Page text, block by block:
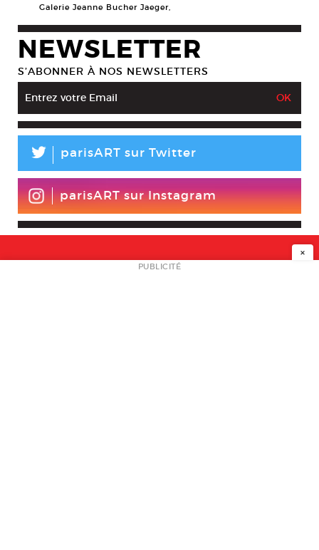
Galerie Jeanne Bucher Jaeger,
NEWSLETTER
S’ABONNER À NOS NEWSLETTERS
L parisART sur Twitter
parisART sur Instagram
NEWSLETTER
×
PUBLICITÉ